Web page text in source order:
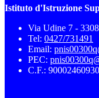
Istituto d'Istruzione
Via Udine 7 -
Tel: 0427/731491
Email:
PEC:
C.F.: 90002460930